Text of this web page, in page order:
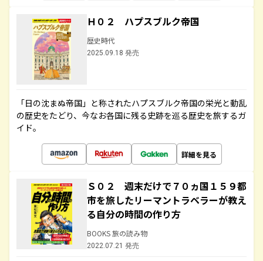
Ｈ０２ ハプスブルク帝国
歴史時代
2025.09.18 発売
「日の沈まぬ帝国」と称されたハプスブルク帝国の栄光と動乱
の歴史をたどり、今なお各国に残る史跡を巡る歴史を旅するガ
イド。
詳細を見る
Ｓ０２ 週末だけで７０ヵ国１５９都
市を旅したリーマントラベラーが教え
る自分の時間の作り方
BOOKS 旅の読み物
2022.07.21 発売